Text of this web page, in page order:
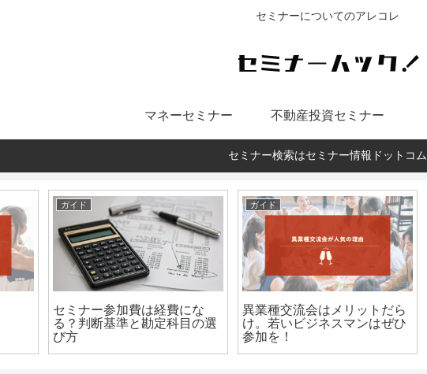
セミナーについてのアレコレ
マネーセミナー 不動産投資セミナー
セミナー検索はセミナー情報ドットコム
ガイド
セミナー参加費は経費にな
る？判断基準と勘定科目の選
び方
ガイド
異業種交流会はメリットだら
け。若いビジネスマンはぜひ
参加を！